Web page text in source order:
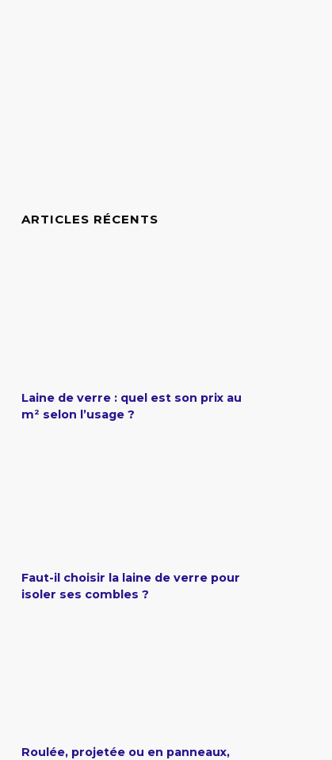
ARTICLES RÉCENTS
Laine de verre : quel est son prix au
m² selon l’usage ?
Faut-il choisir la laine de verre pour
isoler ses combles ?
Roulée, projetée ou en panneaux,